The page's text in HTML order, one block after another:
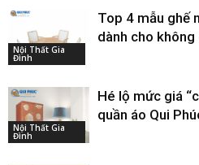
Nội Thất Gia
Đình
Top 4 mẫu ghế
dành cho
Nội Thất Gia
Đình
Hé lộ mức giá
quần áo Qui